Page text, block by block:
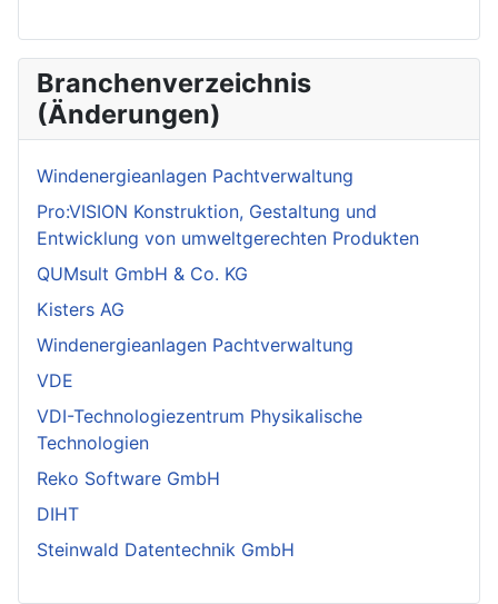
Branchenverzeichnis
(Änderungen)
Windenergieanlagen Pachtverwaltung
Pro:VISION Konstruktion, Gestaltung und
Entwicklung von umweltgerechten Produkten
QUMsult GmbH & Co. KG
Kisters AG
Windenergieanlagen Pachtverwaltung
VDE
VDI-Technologiezentrum Physikalische
Technologien
Reko Software GmbH
DIHT
Steinwald Datentechnik GmbH